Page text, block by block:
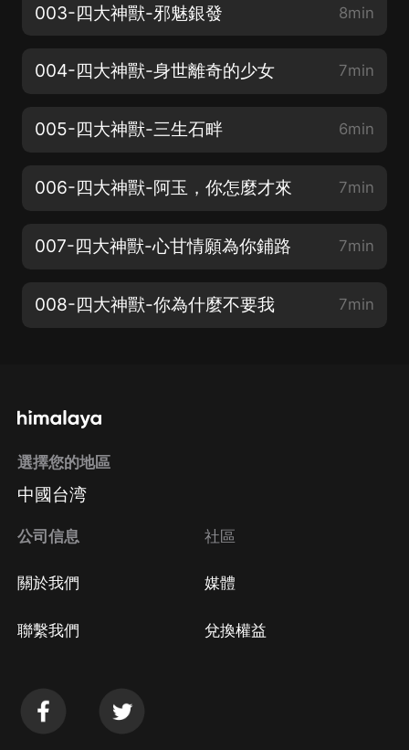
003-四大神獸-邪魅銀發 8min
004-四大神獸-身世離奇的少女 7min
005-四大神獸-三生石畔 6min
006-四大神獸-阿玉，你怎麼才來 7min
007-四大神獸-心甘情願為你鋪路 7min
008-四大神獸-你為什麼不要我 7min
選擇您的地區
中國台湾
公司信息
關於我們
聯繫我們
社區
媒體
兌換權益